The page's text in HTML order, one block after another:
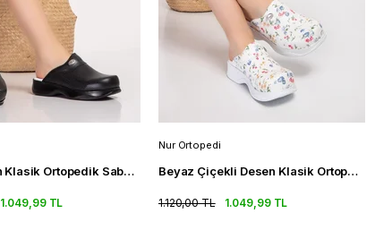
Siyah Kadın Klasik Ortopedik Sabo Terlik Restoran Otel Terliği
1.049,99 TL
Nur Ortopedi
Beyaz Çiçekli Desen Klasik Ortopedik Sabo Terlik Doktor Terliği
1.049,99 TL
1.120,00 TL